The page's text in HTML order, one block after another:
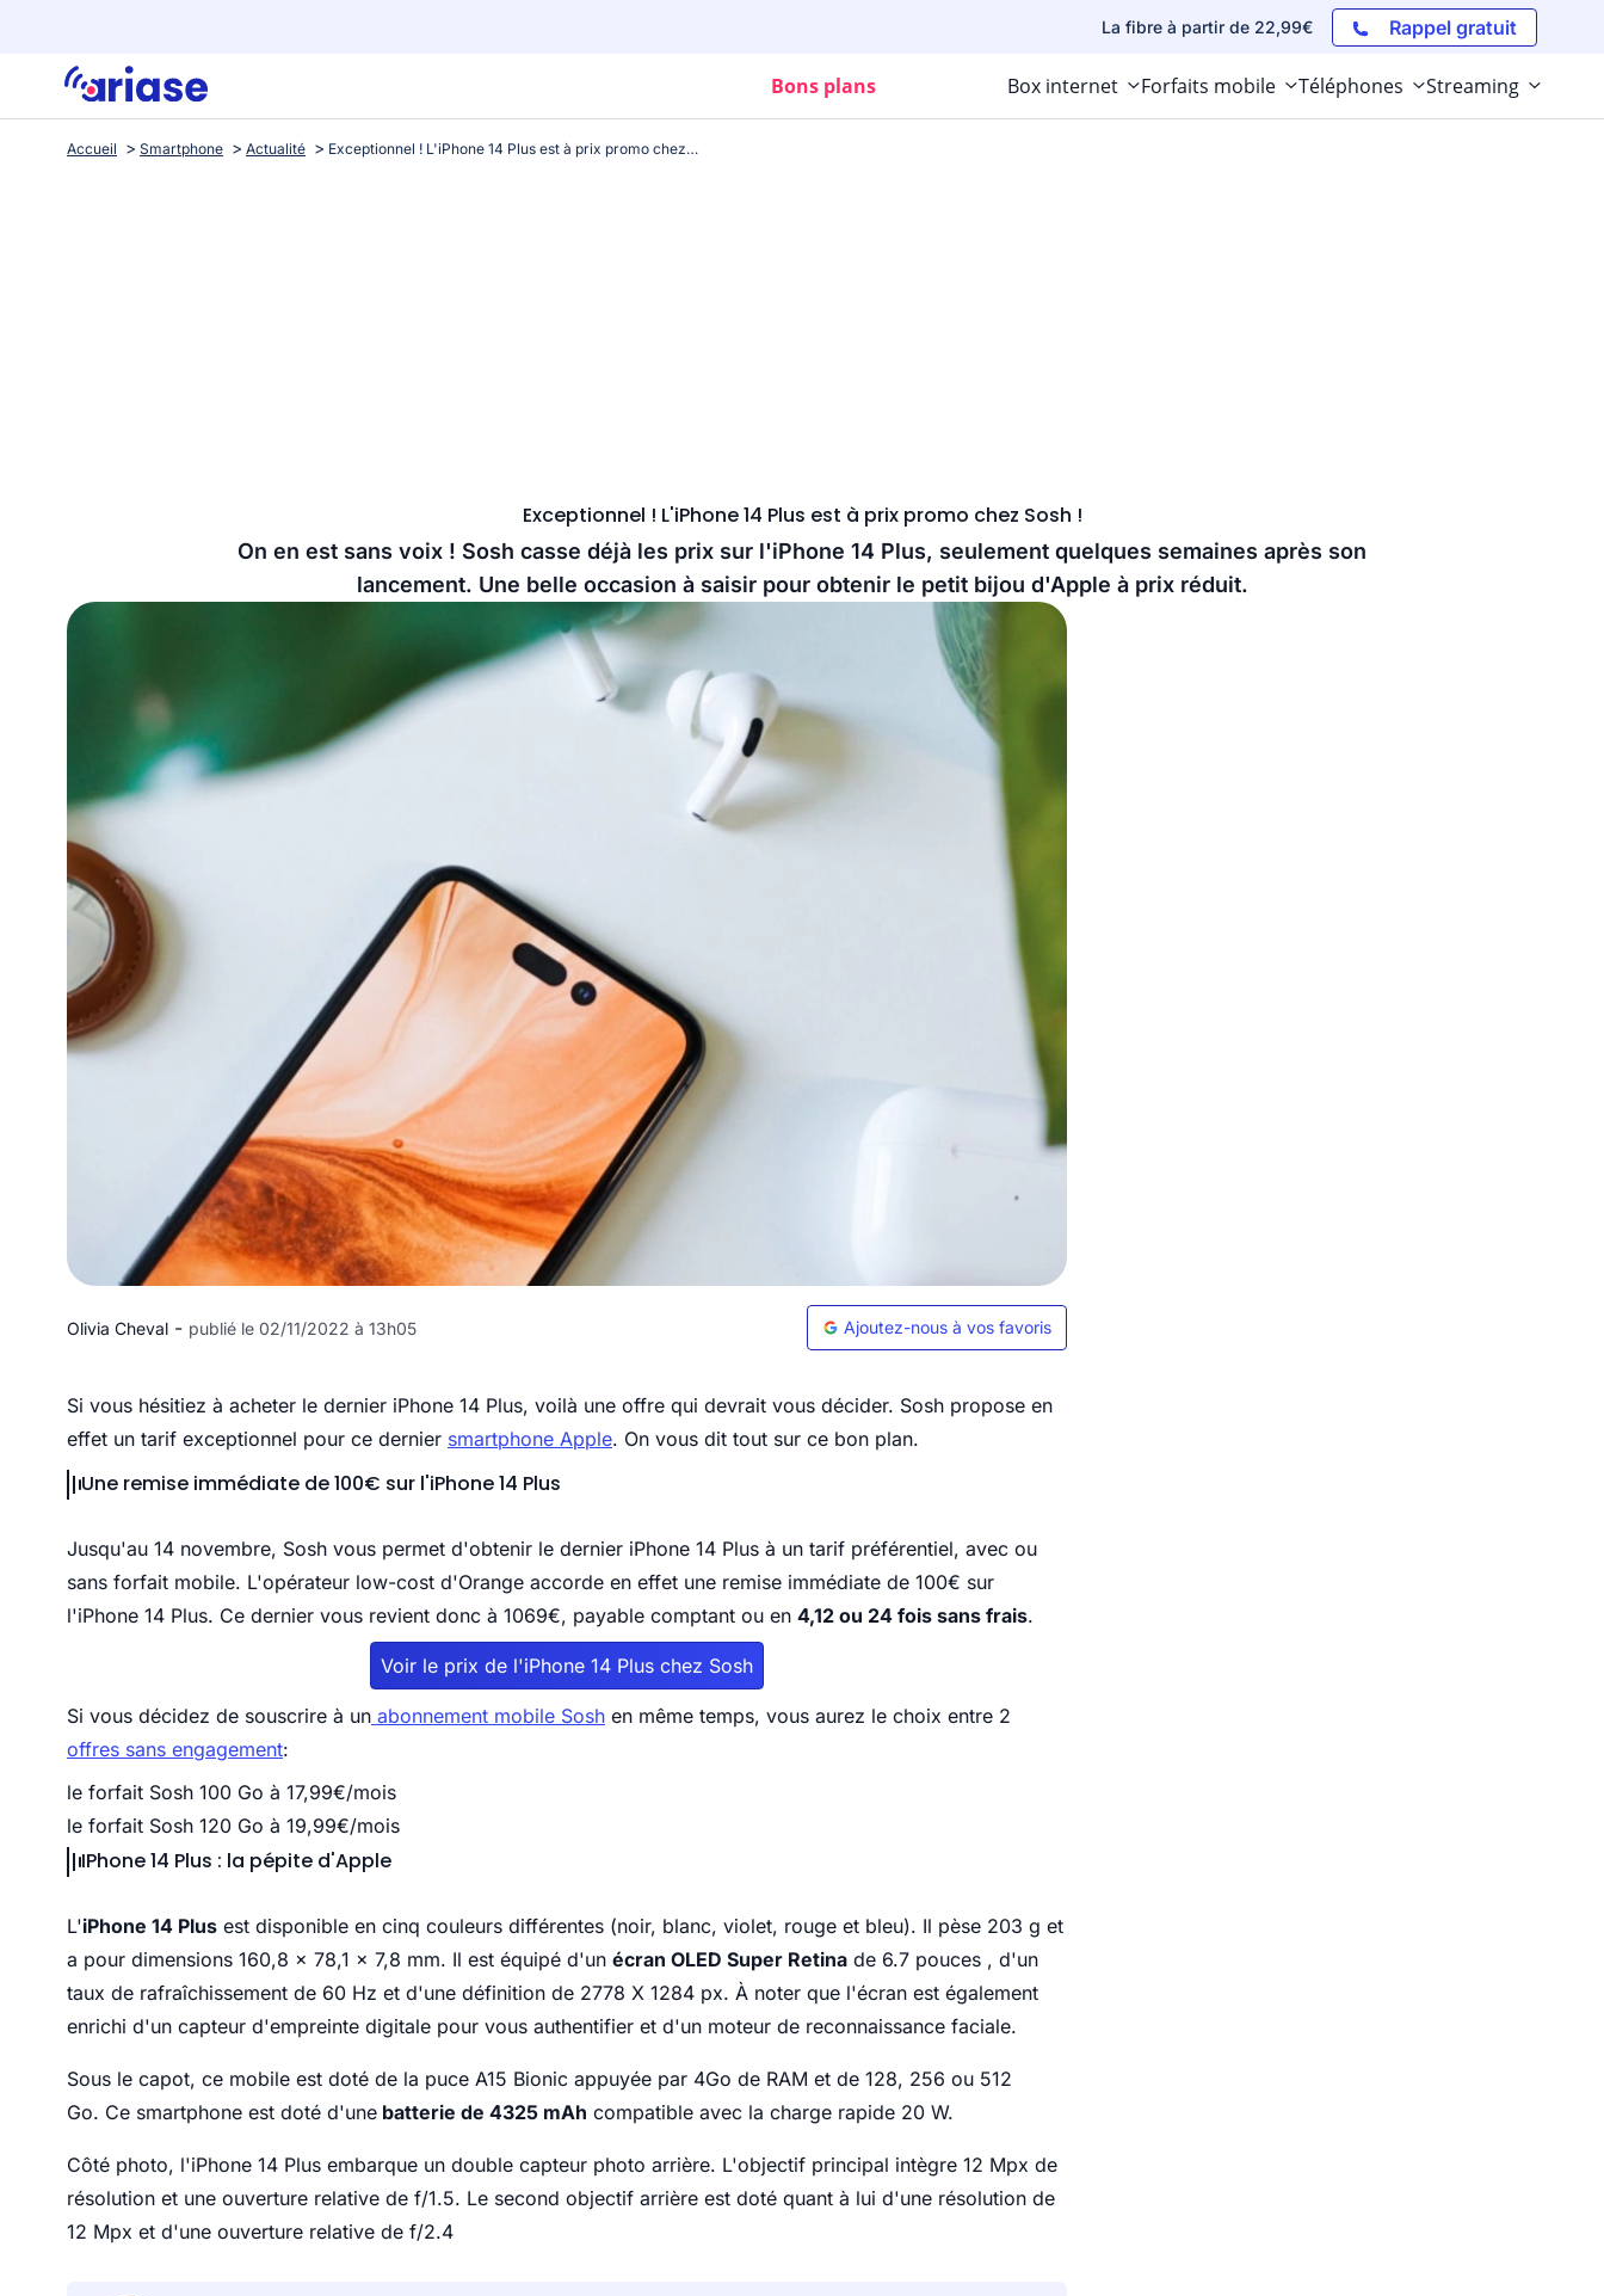
La fibre à partir de 22,99€ Rappel gratuit
Bons plans Box internet Forfaits mobile Téléphones Streaming
Accueil Smartphone Actualité Exceptionnel ! L'iPhone 14 Plus est à prix promo chez Sosh !
Exceptionnel ! L'iPhone 14 Plus est à prix promo chez Sosh !
On en est sans voix ! Sosh casse déjà les prix sur l'iPhone 14 Plus, seulement quelques semaines après son
lancement. Une belle occasion à saisir pour obtenir le petit bijou d'Apple à prix réduit.
Olivia Cheval - publié le 02/11/2022 à 13h05 Ajoutez-nous à vos favoris
Si vous hésitiez à acheter le dernier iPhone 14 Plus, voilà une offre qui devrait vous décider. Sosh propose en
effet un tarif exceptionnel pour ce dernier smartphone Apple. On vous dit tout sur ce bon plan.
Une remise immédiate de 100€ sur l'iPhone 14 Plus
Jusqu'au 14 novembre, Sosh vous permet d'obtenir le dernier iPhone 14 Plus à un tarif préférentiel, avec ou
sans forfait mobile. L'opérateur low-cost d'Orange accorde en effet une remise immédiate de 100€ sur
l'iPhone 14 Plus. Ce dernier vous revient donc à 1069€, payable comptant ou en 4,12 ou 24 fois sans frais.
Voir le prix de l'iPhone 14 Plus chez Sosh
Si vous décidez de souscrire à un abonnement mobile Sosh en même temps, vous aurez le choix entre 2
offres sans engagement:
le forfait Sosh 100 Go à 17,99€/mois
le forfait Sosh 120 Go à 19,99€/mois
IPhone 14 Plus : la pépite d'Apple
L'iPhone 14 Plus est disponible en cinq couleurs différentes (noir, blanc, violet, rouge et bleu). Il pèse 203 g et
a pour dimensions 160,8 x 78,1 x 7,8 mm. Il est équipé d'un écran OLED Super Retina de 6.7 pouces , d'un
taux de rafraîchissement de 60 Hz et d'une définition de 2778 X 1284 px. À noter que l'écran est également
enrichi d'un capteur d'empreinte digitale pour vous authentifier et d'un moteur de reconnaissance faciale.
Sous le capot, ce mobile est doté de la puce A15 Bionic appuyée par 4Go de RAM et de 128, 256 ou 512
Go. Ce smartphone est doté d'une batterie de 4325 mAh compatible avec la charge rapide 20 W.
Côté photo, l'iPhone 14 Plus embarque un double capteur photo arrière. L'objectif principal intègre 12 Mpx de
résolution et une ouverture relative de f/1.5. Le second objectif arrière est doté quant à lui d'une résolution de
12 Mpx et d'une ouverture relative de f/2.4